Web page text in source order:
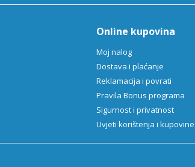
Online kupovina
Moj nalog
Dostava i plaćanje
Reklamacija i povrati
Pravila Bonus programa
Sigurnost i privatnost
Uvjeti korištenja i kupovine